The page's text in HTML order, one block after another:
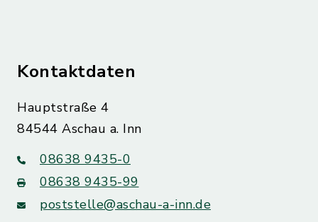
Kontaktdaten
Hauptstraße 4
84544 Aschau a. Inn
08638 9435-0
08638 9435-99
poststelle@aschau-a-inn.de